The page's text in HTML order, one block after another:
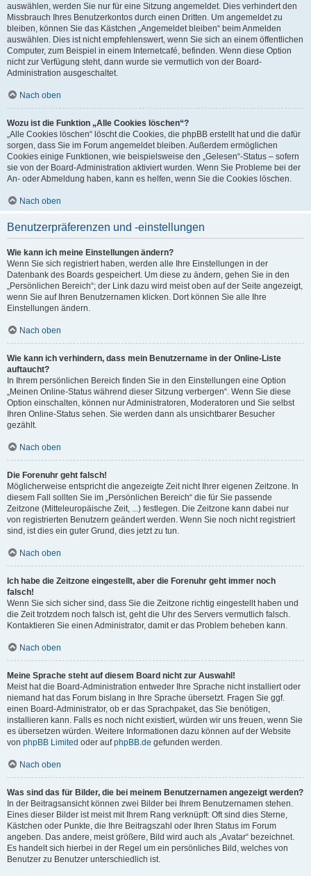
auswählen, werden Sie nur für eine Sitzung angemeldet. Dies verhindert den
Missbrauch Ihres Benutzerkontos durch einen Dritten. Um angemeldet zu
bleiben, können Sie das Kästchen „Angemeldet bleiben“ beim Anmelden
auswählen. Dies ist nicht empfehlenswert, wenn Sie sich an einem öffentlichen
Computer, zum Beispiel in einem Internetcafé, befinden. Wenn diese Option
nicht zur Verfügung steht, dann wurde sie vermutlich von der Board-
Administration ausgeschaltet.
Nach oben
Wozu ist die Funktion „Alle Cookies löschen“?
„Alle Cookies löschen“ löscht die Cookies, die phpBB erstellt hat und die dafür
sorgen, dass Sie im Forum angemeldet bleiben. Außerdem ermöglichen
Cookies einige Funktionen, wie beispielsweise den „Gelesen“-Status – sofern
sie von der Board-Administration aktiviert wurden. Wenn Sie Probleme bei der
An- oder Abmeldung haben, kann es helfen, wenn Sie die Cookies löschen.
Nach oben
Benutzerpräferenzen und -einstellungen
Wie kann ich meine Einstellungen ändern?
Wenn Sie sich registriert haben, werden alle Ihre Einstellungen in der
Datenbank des Boards gespeichert. Um diese zu ändern, gehen Sie in den
„Persönlichen Bereich“; der Link dazu wird meist oben auf der Seite angezeigt,
wenn Sie auf Ihren Benutzernamen klicken. Dort können Sie alle Ihre
Einstellungen ändern.
Nach oben
Wie kann ich verhindern, dass mein Benutzername in der Online-Liste
auftaucht?
In Ihrem persönlichen Bereich finden Sie in den Einstellungen eine Option
„Meinen Online-Status während dieser Sitzung verbergen“. Wenn Sie diese
Option einschalten, können nur Administratoren, Moderatoren und Sie selbst
Ihren Online-Status sehen. Sie werden dann als unsichtbarer Besucher
gezählt.
Nach oben
Die Forenuhr geht falsch!
Möglicherweise entspricht die angezeigte Zeit nicht Ihrer eigenen Zeitzone. In
diesem Fall sollten Sie im „Persönlichen Bereich“ die für Sie passende
Zeitzone (Mitteleuropäische Zeit, ...) festlegen. Die Zeitzone kann dabei nur
von registrierten Benutzern geändert werden. Wenn Sie noch nicht registriert
sind, ist dies ein guter Grund, dies jetzt zu tun.
Nach oben
Ich habe die Zeitzone eingestellt, aber die Forenuhr geht immer noch
falsch!
Wenn Sie sich sicher sind, dass Sie die Zeitzone richtig eingestellt haben und
die Zeit trotzdem noch falsch ist, geht die Uhr des Servers vermutlich falsch.
Kontaktieren Sie einen Administrator, damit er das Problem beheben kann.
Nach oben
Meine Sprache steht auf diesem Board nicht zur Auswahl!
Meist hat die Board-Administration entweder Ihre Sprache nicht installiert oder
niemand hat das Forum bislang in Ihre Sprache übersetzt. Fragen Sie ggf.
einen Board-Administrator, ob er das Sprachpaket, das Sie benötigen,
installieren kann. Falls es noch nicht existiert, würden wir uns freuen, wenn Sie
es übersetzen würden. Weitere Informationen dazu können auf der Website
von phpBB Limited oder aufphpBB.de gefunden werden.
Nach oben
Was sind das für Bilder, die bei meinem Benutzernamen angezeigt werden?
In der Beitragsansicht können zwei Bilder bei Ihrem Benutzernamen stehen.
Eines dieser Bilder ist meist mit Ihrem Rang verknüpft: Oft sind dies Sterne,
Kästchen oder Punkte, die Ihre Beitragszahl oder Ihren Status im Forum
angeben. Das andere, meist größere, Bild wird auch als „Avatar“ bezeichnet.
Es handelt sich hierbei in der Regel um ein persönliches Bild, welches von
Benutzer zu Benutzer unterschiedlich ist.